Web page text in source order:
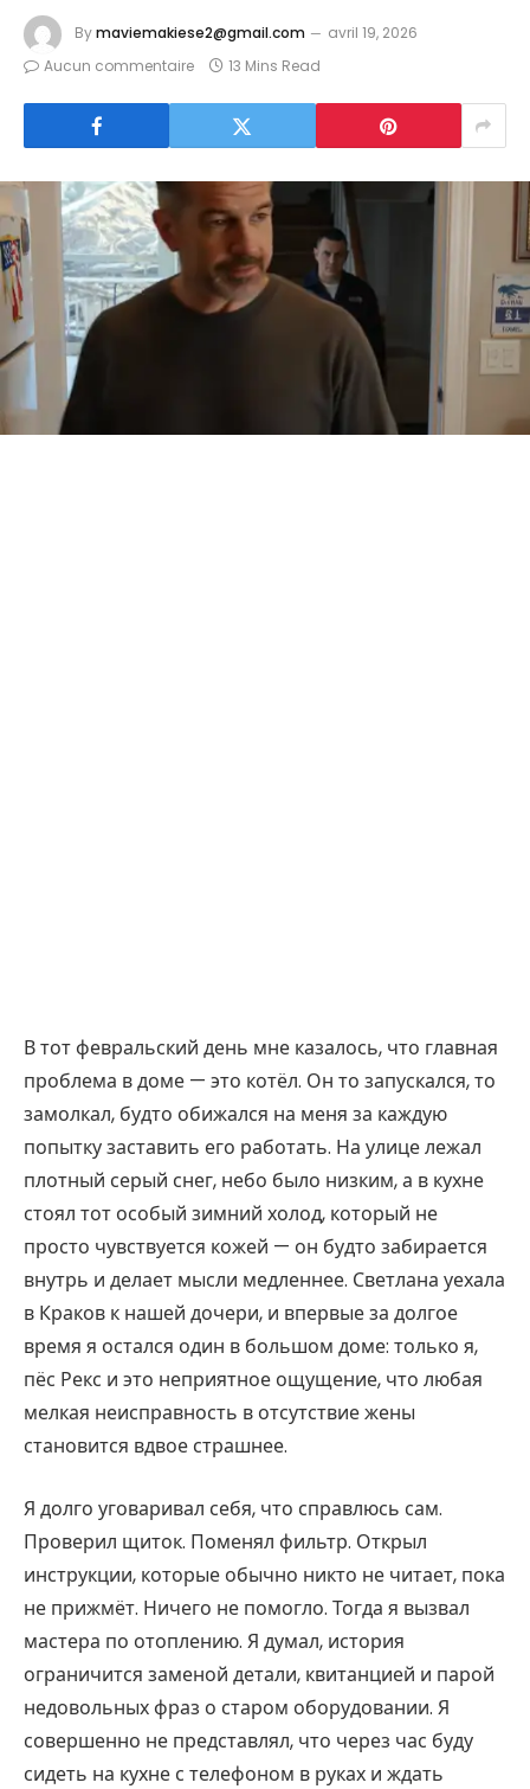
Bymaviemakiese2@gmail.com
avril 19, 2026
Aucun commentaire
13 Mins Read
В тот февральский день мне казалось, что главная
проблема в доме — это котёл. Он то запускался, то
замолкал, будто обижался на меня за каждую
попытку заставить его работать. На улице лежал
плотный серый снег, небо было низким, а в кухне
стоял тот особый зимний холод, который не
просто чувствуется кожей — он будто забирается
внутрь и делает мысли медленнее. Светлана уехала
в Краков к нашей дочери, и впервые за долгое
время я остался один в большом доме: только я,
пёс Рекс и это неприятное ощущение, что любая
мелкая неисправность в отсутствие жены
становится вдвое страшнее.
Я долго уговаривал себя, что справлюсь сам.
Проверил щиток. Поменял фильтр. Открыл
инструкции, которые обычно никто не читает, пока
не прижмёт. Ничего не помогло. Тогда я вызвал
мастера по отоплению. Я думал, история
ограничится заменой детали, квитанцией и парой
недовольных фраз о старом оборудовании. Я
совершенно не представлял, что через час буду
сидеть на кухне с телефоном в руках и ждать